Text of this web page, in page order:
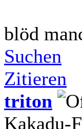
blöd
Suchen
Zitieren
triton
Kakadu-